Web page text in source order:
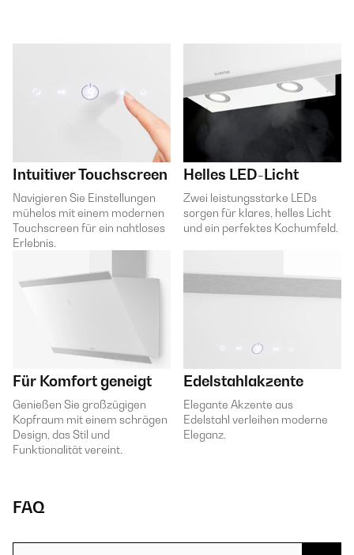
Intuitiver Touchscreen
Navigieren Sie Einstellungen
mühelos mit einem modernen
Touchscreen für ein nahtloses
Erlebnis.
Helles LED-Licht
Zwei leistungsstarke LEDs
sorgen für klares, helles Licht
und ein perfektes Kochumfeld.
Für Komfort geneigt
Genießen Sie großzügigen
Kopfraum mit einem schrägen
Design, das Stil und
Funktionalität vereint.
Edelstahlakzente
Elegante Akzente aus
Edelstahl verleihen moderne
Eleganz.
FAQ